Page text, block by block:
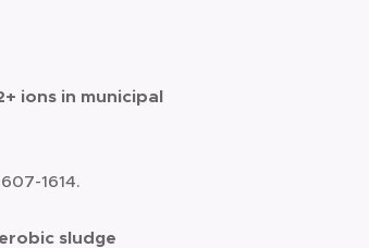
ions in municipal
1614.
sludge